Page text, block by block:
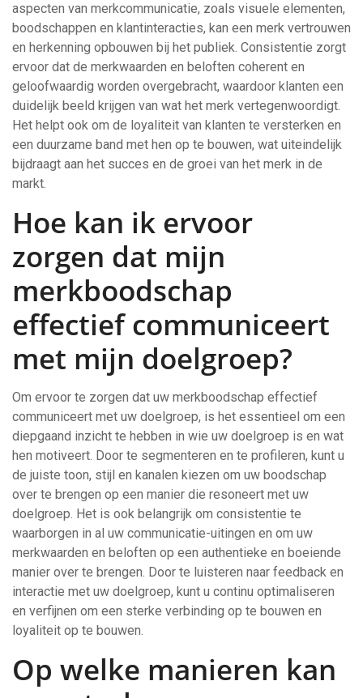
aspecten van merkcommunicatie, zoals visuele elementen,
boodschappen en klantinteracties, kan een merk vertrouwen
en herkenning opbouwen bij het publiek. Consistentie zorgt
ervoor dat de merkwaarden en beloften coherent en
geloofwaardig worden overgebracht, waardoor klanten een
duidelijk beeld krijgen van wat het merk vertegenwoordigt.
Het helpt ook om de loyaliteit van klanten te versterken en
een duurzame band met hen op te bouwen, wat uiteindelijk
bijdraagt aan het succes en de groei van het merk in de
markt.
Hoe kan ik ervoor
zorgen dat mijn
merkboodschap
effectief communiceert
met mijn doelgroep?
Om ervoor te zorgen dat uw merkboodschap effectief
communiceert met uw doelgroep, is het essentieel om een
diepgaand inzicht te hebben in wie uw doelgroep is en wat
hen motiveert. Door te segmenteren en te profileren, kunt u
de juiste toon, stijl en kanalen kiezen om uw boodschap
over te brengen op een manier die resoneert met uw
doelgroep. Het is ook belangrijk om consistentie te
waarborgen in al uw communicatie-uitingen en om uw
merkwaarden en beloften op een authentieke en boeiende
manier over te brengen. Door te luisteren naar feedback en
interactie met uw doelgroep, kunt u continu optimaliseren
en verfijnen om een sterke verbinding op te bouwen en
loyaliteit op te bouwen.
Op welke manieren kan